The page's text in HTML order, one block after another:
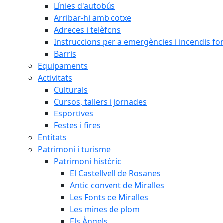
Línies d'autobús
Arribar-hi amb cotxe
Adreces i telèfons
Instruccions per a emergències i incendis
Barris
Equipaments
Activitats
Culturals
Cursos, tallers i jornades
Esportives
Festes i fires
Entitats
Patrimoni i turisme
Patrimoni històric
El Castellvell de Rosanes
Antic convent de Miralles
Les Fonts de Miralles
Les mines de plom